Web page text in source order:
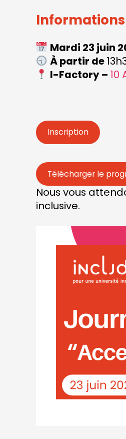
Mardi 23 juin
À partir de
I-Factory – 10
Inscription
Télécharger le
Nous vous
inclusive.